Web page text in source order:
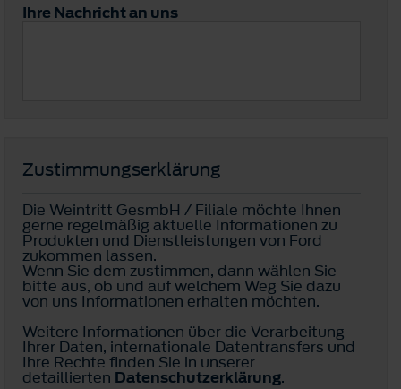
Ihre Nachricht an uns
Zustimmungserklärung
Die Weintritt GesmbH / Filiale möchte Ihnen
gerne regelmäßig aktuelle Informationen zu
Produkten und Dienstleistungen von Ford
zukommen lassen.
Wenn Sie dem zustimmen, dann wählen Sie
bitte aus, ob und auf welchem Weg Sie dazu
von uns Informationen erhalten möchten.
Weitere Informationen über die Verarbeitung
Ihrer Daten, internationale Datentransfers und
Ihre Rechte finden Sie in unserer
detaillierten Datenschutzerklärung.